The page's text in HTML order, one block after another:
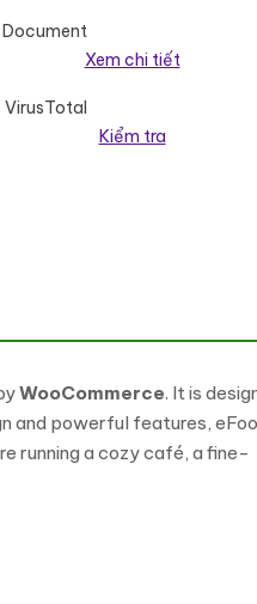
Document
Xem chi tiết
VirusTotal
Kiểm tra
Theme số lượng
WooCommerce. It is
and powerful features,
running a cozy café, a fine-